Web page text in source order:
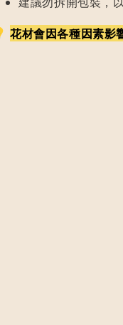
花材會因各種因素影